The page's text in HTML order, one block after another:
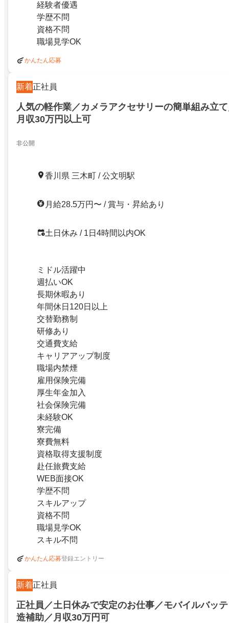
経験者優遇
学歴不問
資格不問
職場見学OK
かんたん応募
新着正社員
人気の軽作業／カメラアクセサリーの簡単組み立
月収30万円以上可
非公開
香川県 三木町 / 公文明駅
月給28.5万円〜 / 賞与・昇給あり
土日休み / 1日4時間以内OK
ミドル活躍中
週払いOK
長期休暇あり
年間休日120日以上
交替勤務制
研修あり
交通費支給
キャリアアップ制度
職場内禁煙
雇用保険完備
厚生年金加入
社会保険完備
未経験OK
寮完備
寮費無料
資格取得支援制度
赴任旅費支給
WEB面接OK
学歴不問
スキルアップ
資格不問
職場見学OK
スキル不問
かんたん応募登録エントリー
新着正社員
正社員／土日休みで安定のお仕事／モバイルバッ
造補助／月収30万円可